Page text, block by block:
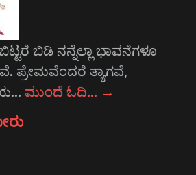
ಬಿಡಿ ನನ್ನೆಲ್ಲಾ ಭಾವನೆಗಳೂ
ಪ್ರೇಮವೆಂದರೆ ತ್ಯಾಗವೆ,
ಮುಂದೆ ಓದಿ… →